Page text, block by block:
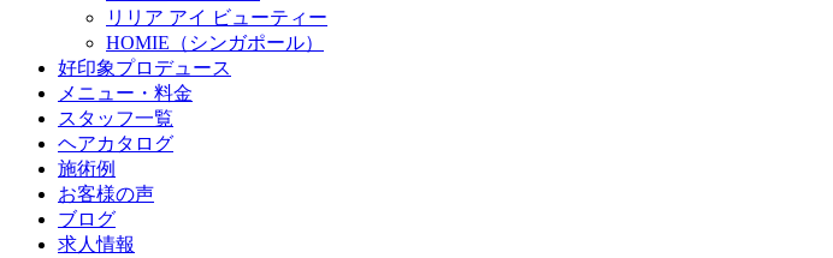
リリア アイ ビューティー
HOMIE（シンガポール）
好印象プロデュース
メニュー・料金
スタッフ一覧
ヘアカタログ
施術例
お客様の声
ブログ
求人情報